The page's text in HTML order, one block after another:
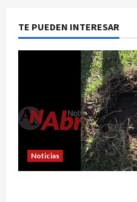
TE PUEDEN INTERESAR
Noticias